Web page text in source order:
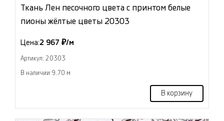
Ткань Лен песочного цвета с принтом белые
пионы жёлтые цветы 20303
Цена:2 967 ₽/м
Артикул: 20303
В наличии 9.70 м
В корзину